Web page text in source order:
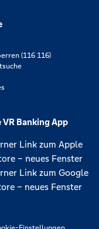
(116 116)
VR Banking App